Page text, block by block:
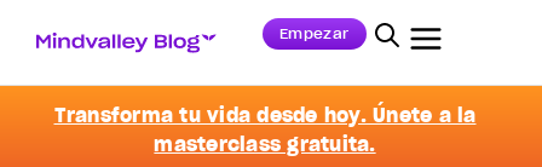
Empezar
Transforma tu vida desde hoy. Únete a la
masterclass gratuita.